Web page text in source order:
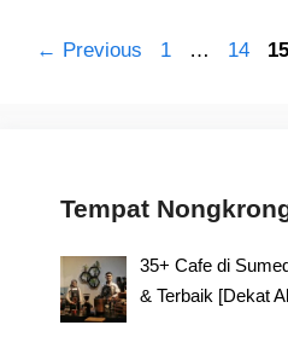
← Previous Page
1 … Page
14 15
Tempat
35+ Cafe di
& Terbaik [Dekat